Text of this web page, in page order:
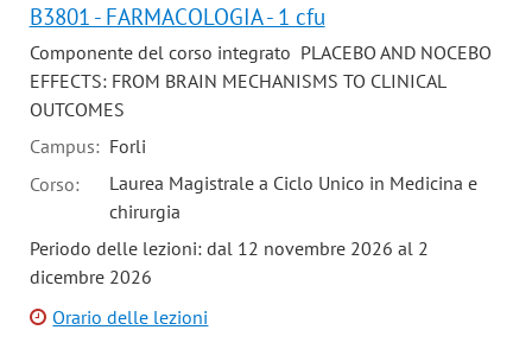
B3801 - FARMACOLOGIA - 1 cfu
Componente del corso integrato PLACEBO AND NOCEBO
EFFECTS: FROM BRAIN MECHANISMS TO CLINICAL
OUTCOMES
Campus: Forli
Corso:
Laurea Magistrale a Ciclo Unico in Medicina e
chirurgia
Periodo delle lezioni: dal 12 novembre 2026 al 2
dicembre 2026
Orario delle lezioni